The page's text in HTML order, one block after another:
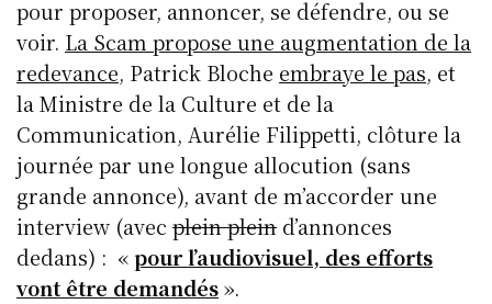
pour proposer, annoncer, se défendre, ou se
voir. La Scam propose une augmentation de la
redevance, Patrick Bloche embraye le pas, et
la Ministre de la Culture et de la
Communication, Aurélie Filippetti, clôture la
journée par une longue allocution (sans
grande annonce), avant de m’accorder une
interview (avecplein plein d’annonces
dedans) : «pour l’audiovisuel, des efforts
vont être demandés».